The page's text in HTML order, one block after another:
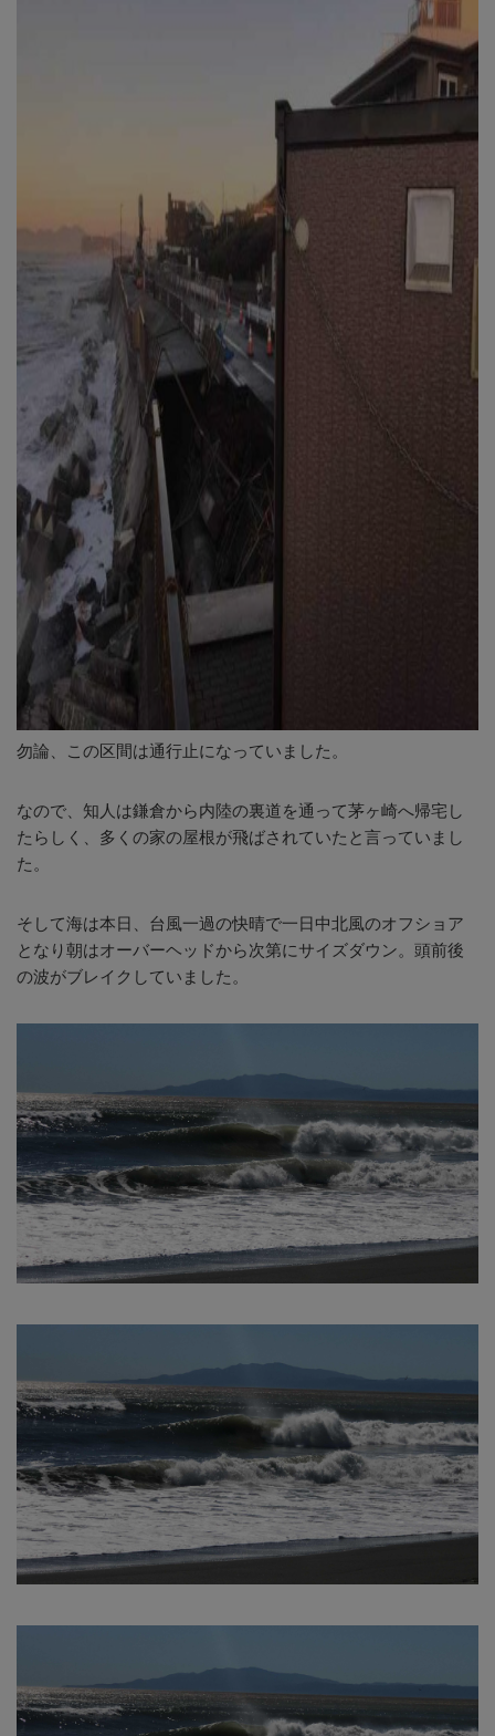
勿論、この区間は通行止になっていました。
なので、知人は鎌倉から内陸の裏道を通って茅ヶ崎へ帰宅し
たらしく、多くの家の屋根が飛ばされていたと言っていまし
た。
そして海は本日、台風一過の快晴で一日中北風のオフショア
となり朝はオーバーヘッドから次第にサイズダウン。頭前後
の波がブレイクしていました。